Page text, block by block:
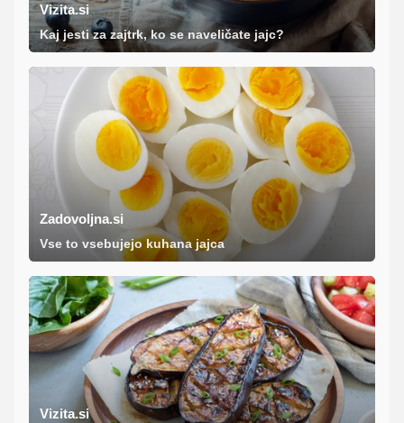
Vizita.si
Kaj jesti za zajtrk, ko se naveličate jajc?
Zadovoljna.si
Vse to vsebujejo kuhana jajca
Vizita.si